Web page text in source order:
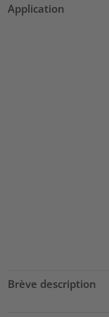
Application
Brève description